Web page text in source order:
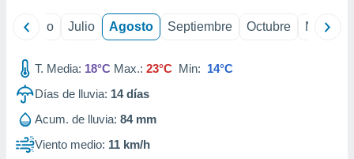
Junio Julio Agosto Septiembre Octubre
T. Media: 18°C Max.: 23°C Min: 14°C
Días de lluvia: 14días
Acum. de lluvia: 84 mm
Viento medio: 11 km/h